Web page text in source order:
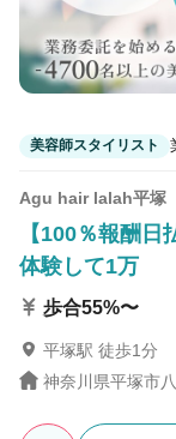
美容師スタイリスト
Agu hair lalah平塚
【100％報酬
体験して1万
歩合55%〜
平塚駅 徒歩1分
神奈川県平塚市